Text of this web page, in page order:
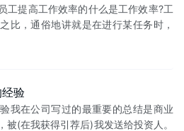
工提高工作效率的什么是工作效率?工
比，通俗地讲就是在进行某任务时，
、金钱等的比值。什么是高效率?高效
验
我在公司写过的最重要的总结是商业
被(在我获得引荐后)我发送给投资人。